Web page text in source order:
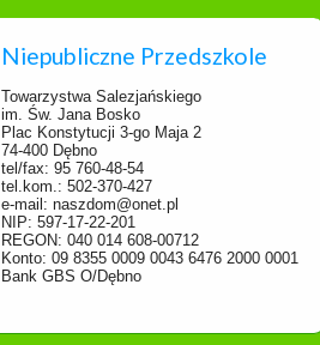
Niepubliczne Przedszkole
Towarzystwa Salezjańskiego
im. Św. Jana Bosko
Plac Konstytucji 3-go Maja 2
74-400 Dębno
tel/fax: 95 760-48-54
tel.kom.: 502-370-427
e-mail: naszdom@onet.pl
NIP: 597-17-22-201
REGON: 040 014 608-00712
Konto: 09 8355 0009 0043 6476 2000 0001
Bank GBS O/Dębno